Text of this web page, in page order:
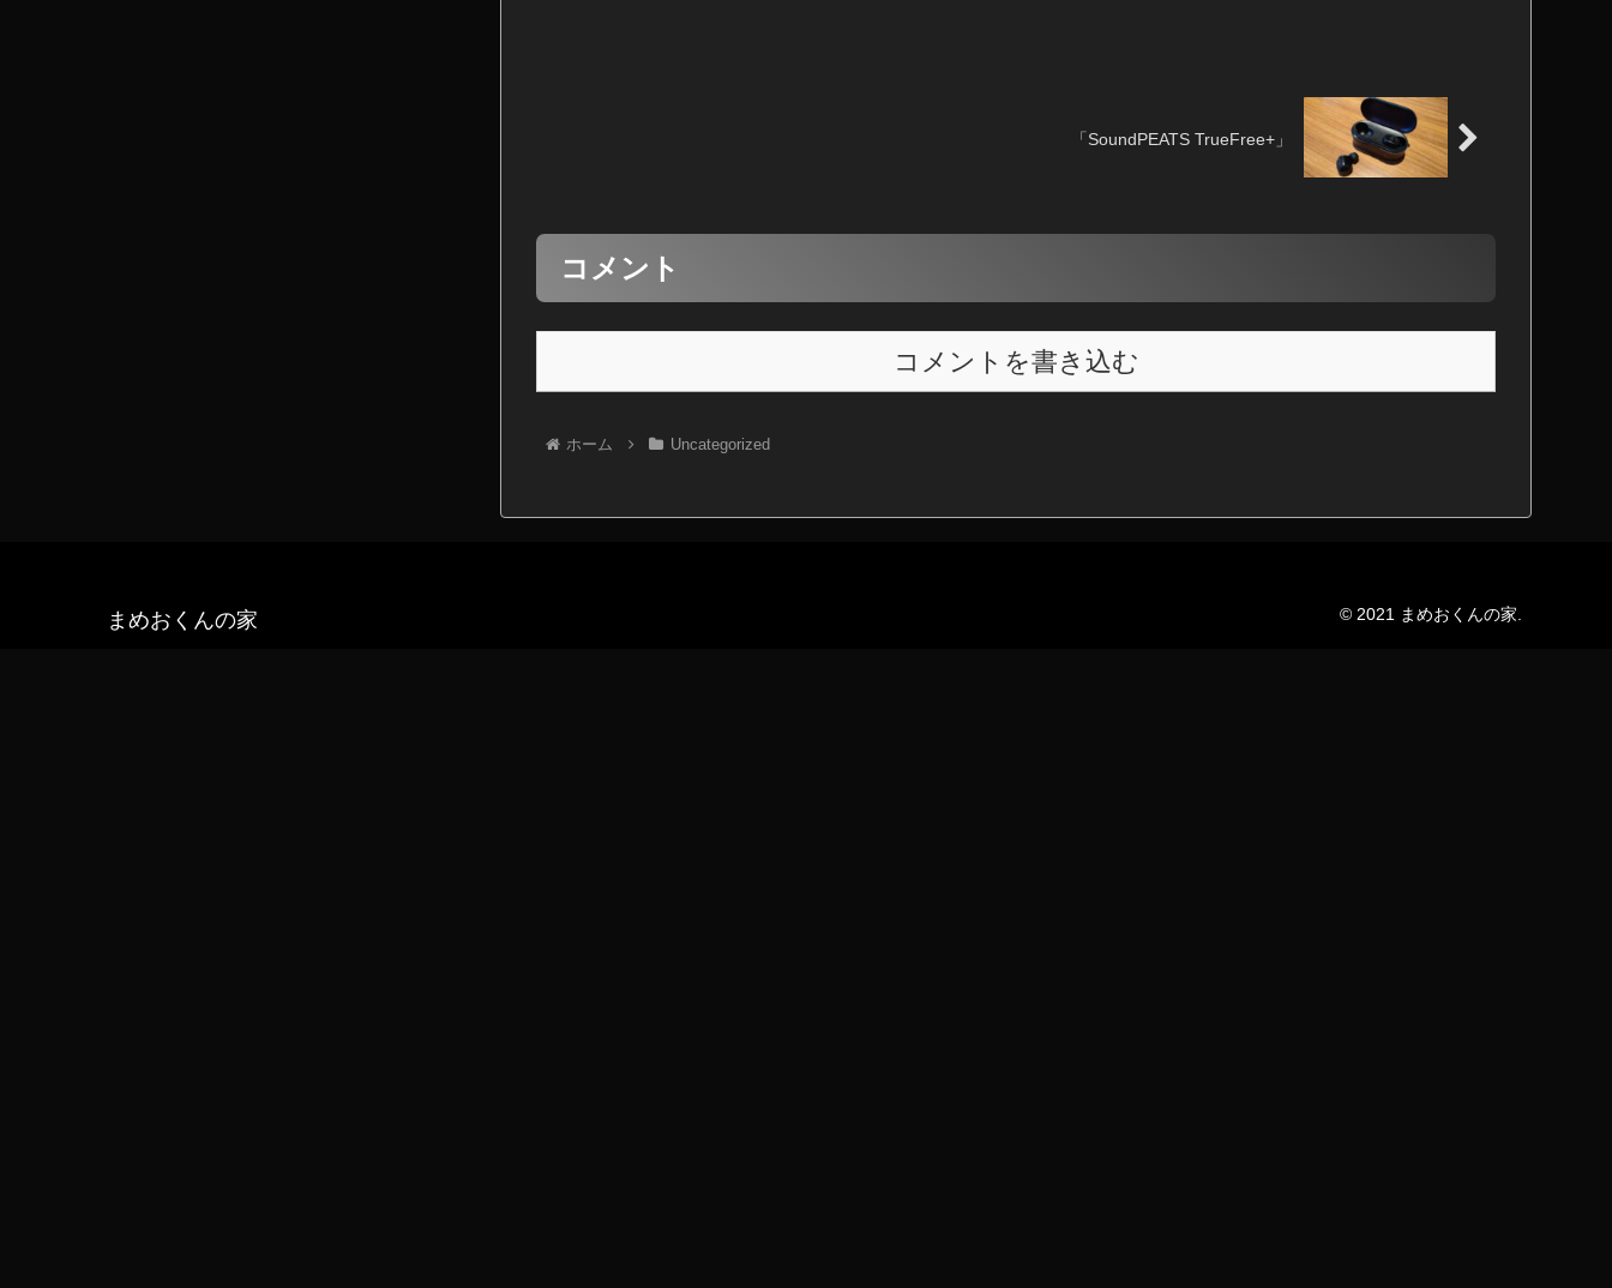
「SoundPEATS TrueFree+」
コメント
コメントを書き込む
ホーム Uncategorized
まめおくんの家 © 2021 まめおくんの家.